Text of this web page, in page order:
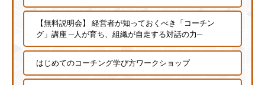
【無料説明会】 経営者が知っておくべき「コーチン
グ」講座 ─人が育ち、組織が自走する対話の力─
はじめてのコーチング学び方ワークショップ